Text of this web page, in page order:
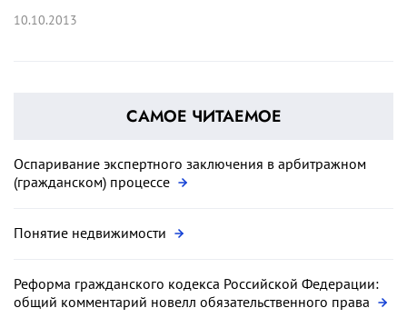
10.10.2013
САМОЕ ЧИТАЕМОЕ
Оспаривание экспертного заключения в арбитражном
(гражданском) процессе
Понятие недвижимости
Реформа гражданского кодекса Российской Федерации:
общий комментарий новелл обязательственного права